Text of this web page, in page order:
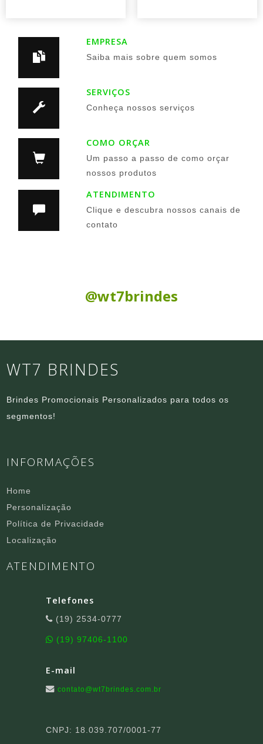
EMPRESA
Saiba mais sobre quem somos
SERVIÇOS
Conheça nossos serviços
COMO ORÇAR
Um passo a passo de como orçar
nossos produtos
ATENDIMENTO
Clique e descubra nossos canais de
contato
@wt7brindes
WT7 BRINDES
Brindes Promocionais Personalizados para todos os
segmentos!
INFORMAÇÕES
Home
Personalização
Política de Privacidade
Localização
ATENDIMENTO
Telefones
(19) 2534-0777
(19) 97406-1100
E-mail
contato@wt7brindes.com.br
CNPJ: 18.039.707/0001-77